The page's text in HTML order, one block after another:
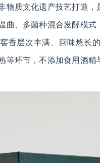
物质文化遗产技艺打造
曲、多菌种混合发酵模
香层次丰满、回味悠长
等环节，不添加食用酒